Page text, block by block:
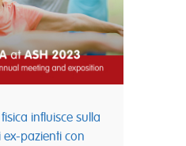
influisce sulla
pazienti con